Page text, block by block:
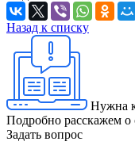
Назад к списку
Нужна
Подробно расскажем о
Задать вопрос